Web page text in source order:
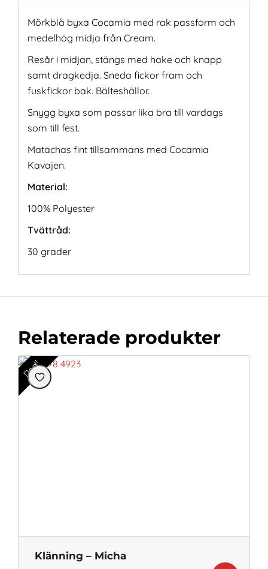
Mörkblå byxa Cocamia med rak passform och
medelhög midja från Cream.
Resår i midjan, stängs med hake och knapp
samt dragkedja. Sneda fickor fram och
fuskfickor bak. Bälteshällor.
Snygg byxa som passar lika bra till vardags
som till fest.
Matachas fint tillsammans med Cocamia
Kavajen.
Material:
100% Polyester
Tvättråd:
30 grader
Relaterade produkter
Klänning – Micha
Deal!